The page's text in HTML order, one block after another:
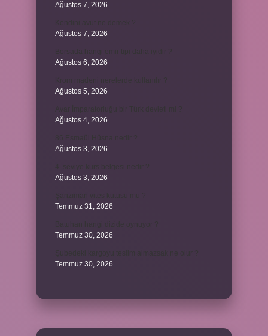
Ağustos 7, 2026
Ağustos 7, 2026
Ağustos 6, 2026
Ağustos 5, 2026
Ağustos 4, 2026
Ağustos 3, 2026
Ağustos 3, 2026
Temmuz 31, 2026
Temmuz 30, 2026
Temmuz 30, 2026